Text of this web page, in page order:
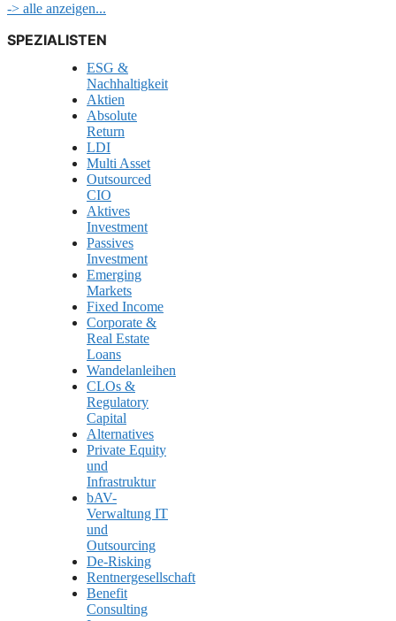
-> alle anzeigen...
SPEZIALISTEN
ESG &
Nachhaltigkeit
Aktien
Absolute
Return
LDI
Multi Asset
Outsourced
CIO
Aktives
Investment
Passives
Investment
Emerging
Markets
Fixed Income
Corporate &
Real Estate
Loans
Wandelanleihen
CLOs &
Regulatory
Capital
Alternatives
Private Equity
und
Infrastruktur
bAV-
Verwaltung IT
und
Outsourcing
De-Risking
Rentnergesellschaft
Benefit
Consulting